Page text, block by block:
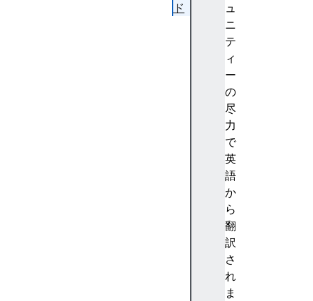
ュ
ニ
テ
ィ
ー
の
尽
力
で
英
語
か
ら
翻
訳
さ
れ
ま
ド